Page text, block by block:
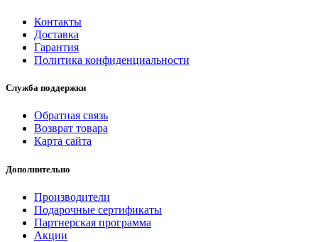
Контакты
Доставка
Гарантия
Политика конфиденциальности
Служба поддержки
Обратная связь
Возврат товара
Карта сайта
Дополнительно
Производители
Подарочные сертификаты
Партнерская программа
Акции